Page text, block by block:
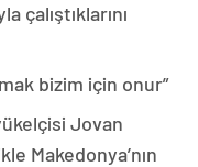
çalıştıklarını
bizim için onur”
Jovan
Makedonya’nın